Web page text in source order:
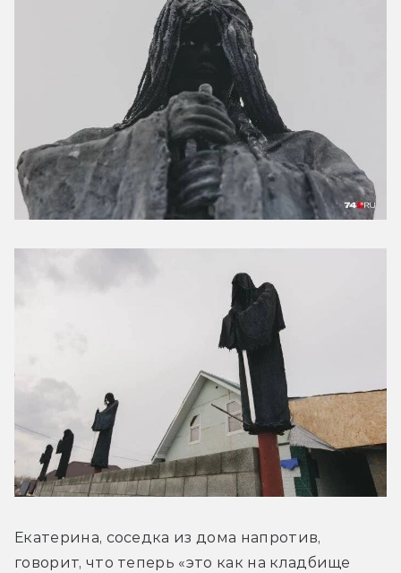
Екатерина, соседка из дома напротив,
говорит, что теперь «это как на кладбище